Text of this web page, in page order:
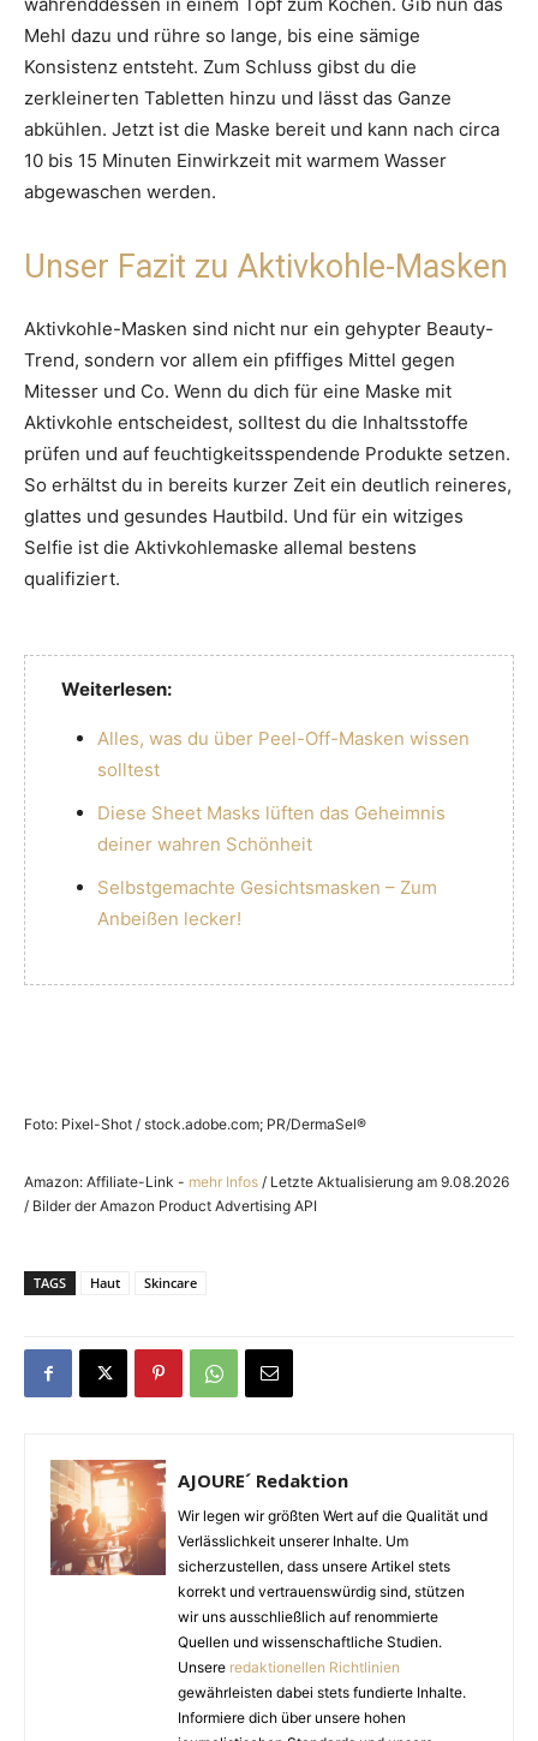
Mehl dazu und rühre so lange, bis eine sämige
Konsistenz entsteht. Zum Schluss gibst du die
zerkleinerten Tabletten hinzu und lässt das Ganze
abkühlen. Jetzt ist die Maske bereit und kann nach circa
10 bis 15 Minuten Einwirkzeit mit warmem Wasser
abgewaschen werden.
Unser Fazit zu Aktivkohle-Masken
Aktivkohle-Masken sind nicht nur ein gehypter Beauty-
Trend, sondern vor allem ein pfiffiges Mittel gegen
Mitesser und Co. Wenn du dich für eine Maske mit
Aktivkohle entscheidest, solltest du die Inhaltsstoffe
prüfen und auf feuchtigkeitsspendende Produkte setzen.
So erhältst du in bereits kurzer Zeit ein deutlich reineres,
glattes und gesundes Hautbild. Und für ein witziges
Selfie ist die Aktivkohlemaske allemal bestens
qualifiziert.
Weiterlesen:
Alles, was du über Peel-Off-Masken wissen
solltest
Diese Sheet Masks lüften das Geheimnis
deiner wahren Schönheit
Selbstgemachte Gesichtsmasken – Zum
Anbeißen lecker!
Foto: Pixel-Shot / stock.adobe.com; PR/DermaSel®
Amazon: Affiliate-Link - mehr Infos / Letzte Aktualisierung am 9.08.2026
/ Bilder der Amazon Product Advertising API
TAGS Haut Skincare
AJOURE´ Redaktion
Wir legen wir größten Wert auf die Qualität und
Verlässlichkeit unserer Inhalte. Um
sicherzustellen, dass unsere Artikel stets
korrekt und vertrauenswürdig sind, stützen
wir uns ausschließlich auf renommierte
Quellen und wissenschaftliche Studien.
Unsere redaktionellen Richtlinien
gewährleisten dabei stets fundierte Inhalte.
Informiere dich über unsere hohen